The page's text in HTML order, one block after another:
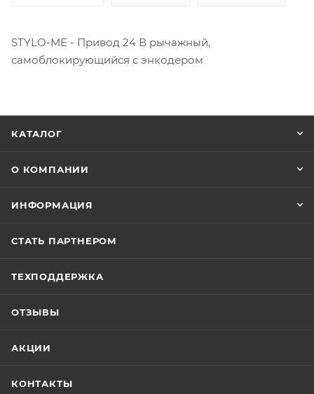
STYLO-ME - Привод 24 В рычажный,
самоблокирующийся с энкодером
КАТАЛОГ
О КОМПАНИИ
ИНФОРМАЦИЯ
СТАТЬ ПАРТНЕРОМ
ТЕХПОДДЕРЖКА
ОТЗЫВЫ
АКЦИИ
КОНТАКТЫ